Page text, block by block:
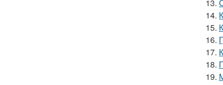
13.
14.
15.
16.
17.
18.
19.